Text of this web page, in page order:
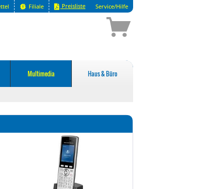
Filiale Preisliste Service/Hilfe
Multimedia Haus & Büro